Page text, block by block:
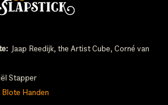
Jaap Reedijk, the Artist Cube, Corné van
Stapper
Blote Handen